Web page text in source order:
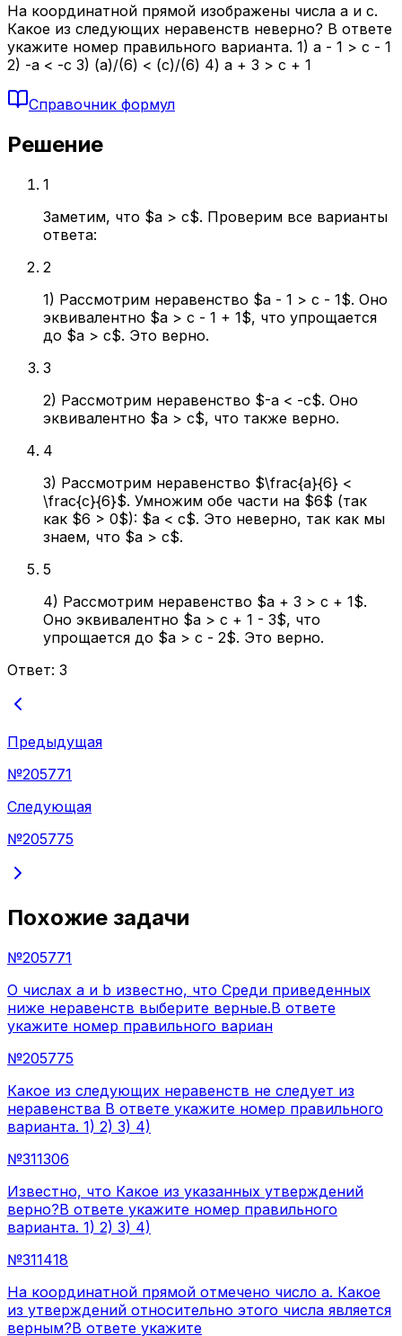
На координатной прямой изображены числа a и c.
Какое из следующих неравенств неверно? В ответе
укажите номер правильного варианта. 1) a - 1 > c - 1
2) -a < -c 3) (a)/(6) < (c)/(6) 4) a + 3 > c + 1
Справочник формул
Решение
1
Заметим, что $a > c$. Проверим все варианты
ответа:
2
1) Рассмотрим неравенство $a - 1 > c - 1$. Оно
эквивалентно $a > c - 1 + 1$, что упрощается
до $a > c$. Это верно.
3
2) Рассмотрим неравенство $-a < -c$. Оно
эквивалентно $a > c$, что также верно.
4
3) Рассмотрим неравенство $\frac{a}{6} <
\frac{c}{6}$. Умножим обе части на $6$ (так
как $6 > 0$): $a < c$. Это неверно, так как мы
знаем, что $a > c$.
5
4) Рассмотрим неравенство $a + 3 > c + 1$.
Оно эквивалентно $a > c + 1 - 3$, что
упрощается до $a > c - 2$. Это верно.
Ответ: 3
Предыдущая
№205771
Следующая
№205775
Похожие задачи
№205771
О числах a и b известно, что Среди приведенных
ниже неравенств выберите верные.В ответе
укажите номер правильного вариан
№205775
Какое из следующих неравенств не следует из
неравенства В ответе укажите номер правильного
варианта. 1) 2) 3) 4)
№311306
Известно, что Какое из указанных утверждений
верно?В ответе укажите номер правильного
варианта. 1) 2) 3) 4)
№311418
На координатной прямой отмечено число a. Какое
из утверждений относительно этого числа является
верным?В ответе укажите